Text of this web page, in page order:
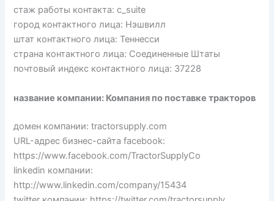
стаж работы контакта: c_suite
город контактного лица: Нэшвилл
штат контактного лица: Теннесси
страна контактного лица: Соединенные Штаты
почтовый индекс контактного лица: 37228
название компании: Компания по поставке тракторов
домен компании: tractorsupply.com
URL-адрес бизнес-сайта facebook:
https://www.facebook.com/TractorSupplyCo
linkedin компании:
http://www.linkedin.com/company/15434